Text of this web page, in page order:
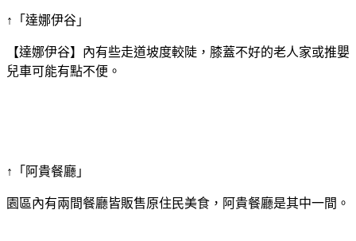
↑「達娜伊谷」
【達娜伊谷】內有些走道坡度較陡，膝蓋不好的老人家或推嬰
兒車可能有點不便。
↑「阿貴餐廳」
園區內有兩間餐廳皆販售原住民美食，阿貴餐廳是其中一間。